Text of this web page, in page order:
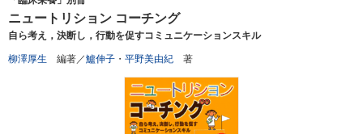
ニュートリション コーチング
自ら考え，決断し，行動を促すコミュニケーションスキル
柳澤厚生 編著／鱸伸子 ・ 平野美由紀 著